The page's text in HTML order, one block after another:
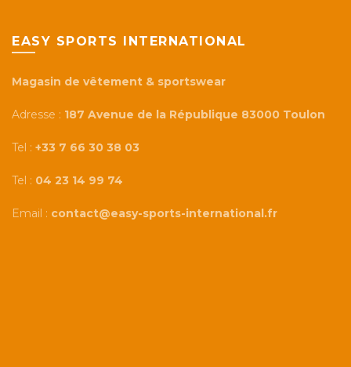
EASY SPORTS INTERNATIONAL
Magasin de vêtement & sportswear
Adresse : 187 Avenue de la République 83000 Toulon
Tel : +33 7 66 30 38 03
Tel : 04 23 14 99 74
Email : contact@easy-sports-international.fr